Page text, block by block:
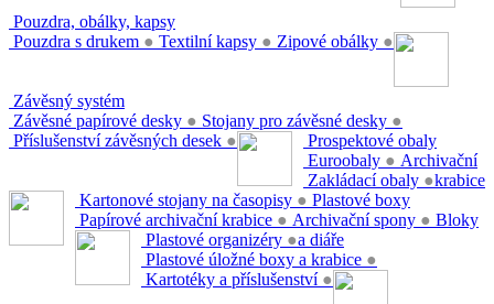
Pouzdra, obálky, kapsy
Pouzdra s drukem ● Textilní kapsy ● Zipové obálky ●
Závěsný systém
Závěsné papírové desky ● Stojany pro závěsné desky ●
Příslušenství závěsných desek ●
Prospektové obaly
Euroobaly ●
Zakládací obaly ●
Archivační
krabice
Kartonové stojany na časopisy ●
Papírové archivační krabice ● Archivační spony ●
Plastové boxy
Plastové organizéry ●
Plastové úložné boxy a krabice ●
Kartotéky a příslušenství ●
Bloky
a diáře